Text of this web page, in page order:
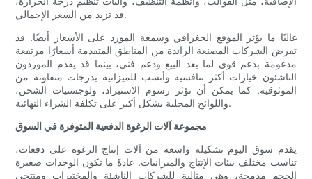
قد تزيد من السعر الإجمالي.
غالبًا ما يؤثر الموقع الجغرافي وسمعة المورد على الأسعار أيضًا. قد
تفرض الشركات المصنعة الرائدة من المناطق المتقدمة أسعارًا مرتفعة
مدعومة بدعم قوي لما بعد البيع ودعم فني، بينما قد يقدم الموردون
الناشئون خيارات أكثر تنافسية وأنسب للميزانية بدرجات متفاوتة من
الموثوقية. كما يمكن أن تؤثر رسوم الاستيراد، ولوجستيات الشحن،
واللوائح المحلية بشكل أكبر على تكلفة الشراء النهائية.
مجموعة آلات الرغوة الدفعية المتوفرة في السوق
يقدم سوق اليوم تشكيلة واسعة من آلات إنتاج الرغوة على دفعات،
تناسب مختلف بيئات الإنتاج والميزانيات. عادةً ما تكون الوحدات صغيرة
الحجم مدمجة، وهي مثالية للشركات الناشئة والمختبرات ومنتجي